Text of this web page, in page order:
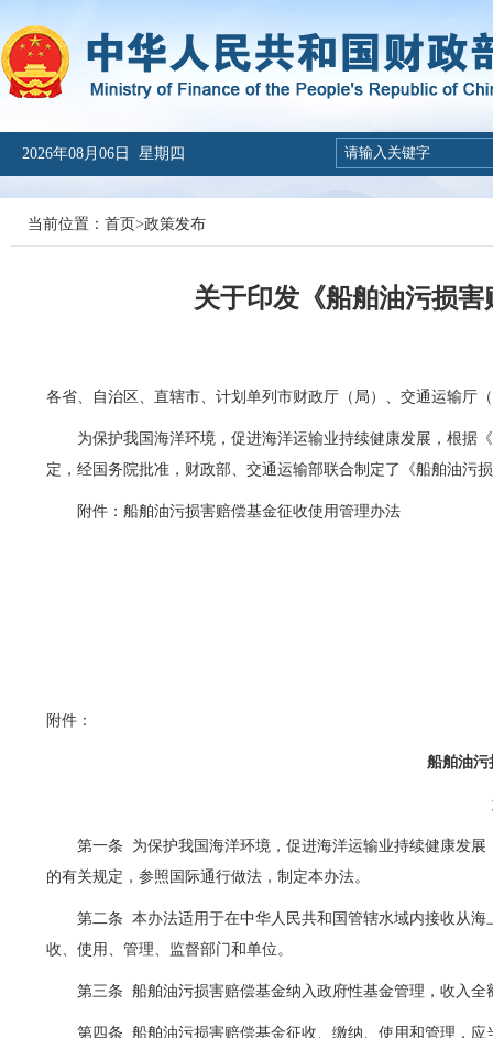
2026年08月06日 星期四
当前位置： 首页>政策发布
关于印发《船舶油污损
各省、自治区、直辖市、计划单列市财政厅（局）、交通运输厅
为保护我国海洋环境，促进海洋运输业持续健康发展，根据
定，经国务院批准，财政部、交通运输部联合制定了《船舶油污
附件：船舶油污损害赔偿基金征收使用管理办法
附件：
船舶油污
第一条
为保护我国海洋环境，促进海洋运输业持续健康发
的有关规定，参照国际通行做法，制定本办法。
第二条
本办法适用于在中华人民共和国管辖水域内接收从
收、使用、管理、监督部门和单位。
第三条 船舶油污损害赔偿基金纳入政府性基金管理，收入
第四条 船舶油污损害赔偿基金征收、缴纳、使用和管理，